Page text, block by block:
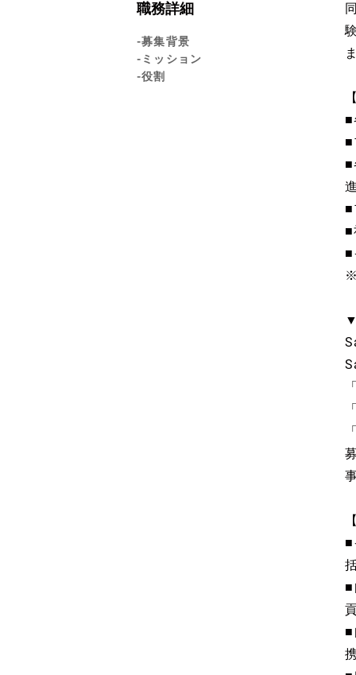
職務詳細
-募集背景
-ミッション
-役割
■
■
■
■
■
■
■
■
■